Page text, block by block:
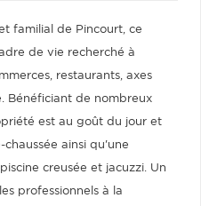
familial de Pincourt, ce
de vie recherché à
restaurants, axes
Bénéficiant de nombreux
est au goût du jour et
ainsi qu'une
creusée et jacuzzi. Un
professionnels à la